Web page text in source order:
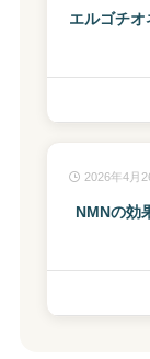
エルゴチ
2026年4月
NMNの効